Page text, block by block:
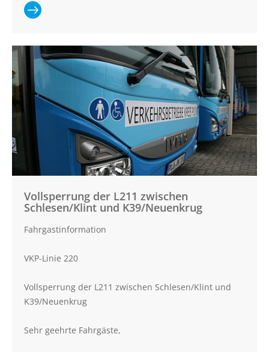
lesen:
Vollsperrung
der
Ortsdurchfahrt
Wentorf
Vollsperrung der L211 zwischen
Schlesen/Klint und K39/Neuenkrug
Fahrgastinformation
VKP-Linie 220
Vollsperrung der L211 zwischen Schlesen/Klint und
K39/Neuenkrug
Sehr geehrte Fahrgäste,